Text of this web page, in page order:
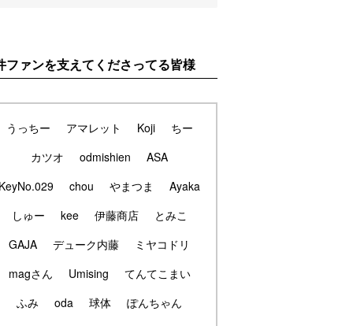
ファンを支えてくださってる皆様
うっちー アマレット Koji
ちー
カツオ
odmishien
ASA
chou やまつま
Ayaka
しゅー
kee 伊藤商店
とみこ
GAJA
デューク内藤
ミヤコドリ
magさん
Umising
てんてこまい
ふみ
oda 球体
ぽんちゃん